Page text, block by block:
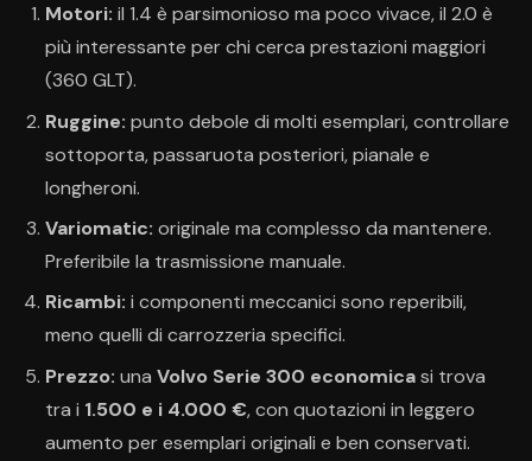
Motori: il 1.4 è parsimonioso ma poco vivace, il 2.0 è
più interessante per chi cerca prestazioni maggiori
(360 GLT).
Ruggine: punto debole di molti esemplari, controllare
sottoporta, passaruota posteriori, pianale e
longheroni.
Variomatic: originale ma complesso da mantenere.
Preferibile la trasmissione manuale.
Ricambi: i componenti meccanici sono reperibili,
meno quelli di carrozzeria specifici.
Prezzo: unaVolvo Serie 300 economicasi trova
tra i 1.500 e i 4.000 €, con quotazioni in leggero
aumento per esemplari originali e ben conservati.